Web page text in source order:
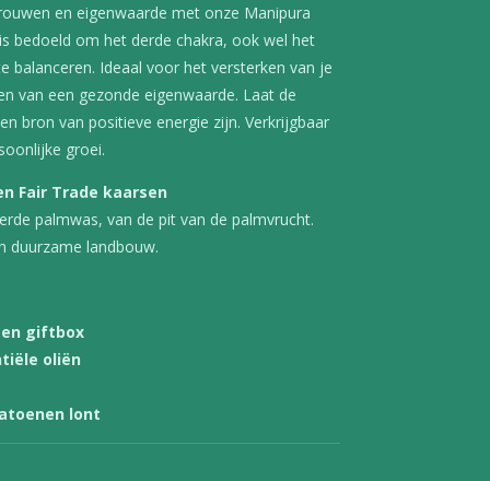
en eigenwaarde met onze Manipura
bedoeld om het derde chakra, ook wel het
balanceren. Ideaal voor het versterken van je
van een gezonde eigenwaarde. Laat de
bron van positieve energie zijn. Verkrijgbaar
groei.
Fair Trade kaarsen
palmwas, van de pit van de palmvrucht.
duurzame landbouw.
giftbox
oliën
lont